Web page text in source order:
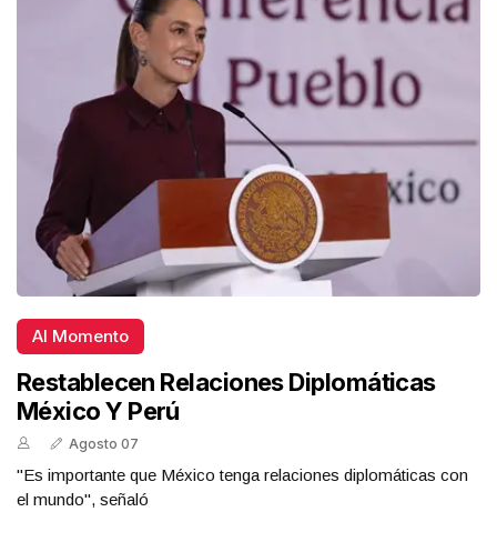
Al Momento
Restablecen Relaciones Diplomáticas
México Y Perú
Agosto 07
"Es importante que México tenga relaciones diplomáticas con
el mundo", señaló